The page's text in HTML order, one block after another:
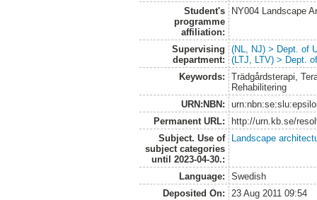
Student's
programme
affiliation:
NY004 Landscape
Supervising
department:
(NL, NJ) > Dept. of
(LTJ, LTV) > Dept.
Keywords:
Trädgårdsterapi,
Rehabilitering
URN:NBN:
Permanent URL:
http://urn.kb.se/
Subject. Use of
subject categories
until 2023-04-30.:
Landscape
Language:
Swedish
Deposited On:
23 Aug 2011 09:54